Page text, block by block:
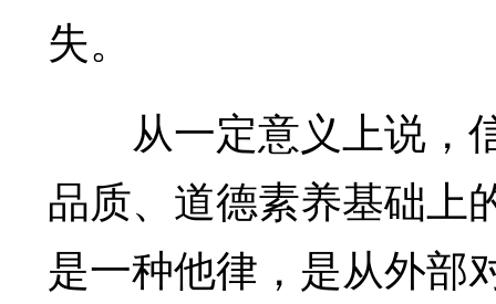
失。
从一定意义上说，
品质、道德素养基础上
是一种他律，是从外部